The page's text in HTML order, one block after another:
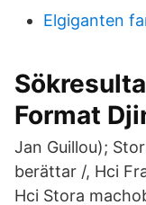
Elgiganten
Format
Jan Guillou);
berättar /, Hci
Hci Stora